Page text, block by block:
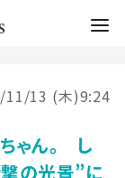
11/13 (木)9:24
ゃん。 し
の光景”に